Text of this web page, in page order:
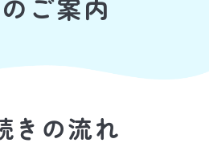
ご案内
きの流れ